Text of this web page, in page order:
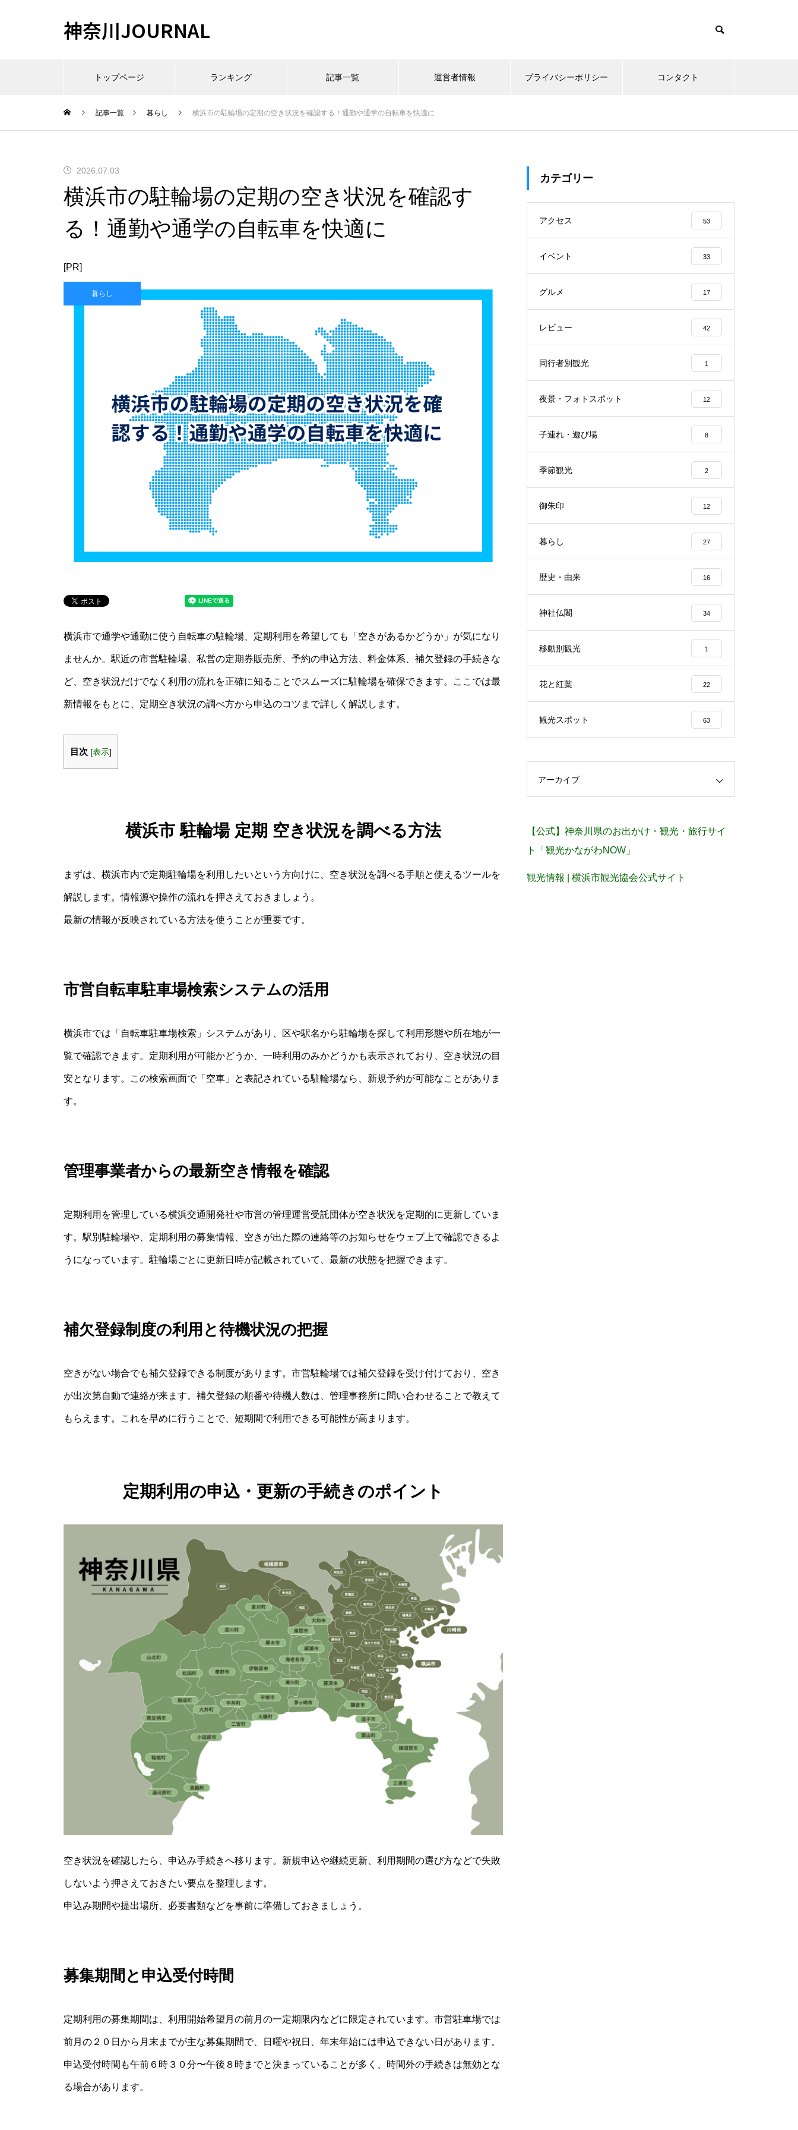
神奈川JOURNAL
トップページ ランキング 記事一覧 運営者情報 プライバシーポリシー コンタクト
記事一覧 暮らし 横浜市の駐輪場の定期の空き状況を確認する！通勤や通学の自転車を快適に
2026.07.03
横浜市の駐輪場の定期の空き状況を確認す
る！通勤や通学の自転車を快適に
[PR]
暮らし
横浜市で通学や通勤に使う自転車の駐輪場、定期利用を希望しても「空きがあるかどうか」が気になり
ませんか。駅近の市営駐輪場、私営の定期券販売所、予約の申込方法、料金体系、補欠登録の手続きな
ど、空き状況だけでなく利用の流れを正確に知ることでスムーズに駐輪場を確保できます。ここでは最
新情報をもとに、定期空き状況の調べ方から申込のコツまで詳しく解説します。
目次 [表示]
横浜市 駐輪場 定期 空き状況を調べる方法
まずは、横浜市内で定期駐輪場を利用したいという方向けに、空き状況を調べる手順と使えるツールを
解説します。情報源や操作の流れを押さえておきましょう。
最新の情報が反映されている方法を使うことが重要です。
市営自転車駐車場検索システムの活用
横浜市では「自転車駐車場検索」システムがあり、区や駅名から駐輪場を探して利用形態や所在地が一
覧で確認できます。定期利用が可能かどうか、一時利用のみかどうかも表示されており、空き状況の目
安となります。この検索画面で「空車」と表記されている駐輪場なら、新規予約が可能なことがありま
す。
管理事業者からの最新空き情報を確認
定期利用を管理している横浜交通開発社や市営の管理運営受託団体が空き状況を定期的に更新していま
す。駅別駐輪場や、定期利用の募集情報、空きが出た際の連絡等のお知らせをウェブ上で確認できるよ
うになっています。駐輪場ごとに更新日時が記載されていて、最新の状態を把握できます。
補欠登録制度の利用と待機状況の把握
空きがない場合でも補欠登録できる制度があります。市営駐輪場では補欠登録を受け付けており、空き
が出次第自動で連絡が来ます。補欠登録の順番や待機人数は、管理事務所に問い合わせることで教えて
もらえます。これを早めに行うことで、短期間で利用できる可能性が高まります。
定期利用の申込・更新の手続きのポイント
空き状況を確認したら、申込み手続きへ移ります。新規申込や継続更新、利用期間の選び方などで失敗
しないよう押さえておきたい要点を整理します。
申込み期間や提出場所、必要書類などを事前に準備しておきましょう。
募集期間と申込受付時間
定期利用の募集期間は、利用開始希望月の前月の一定期限内などに限定されています。市営駐車場では
前月の２０日から月末までが主な募集期間で、日曜や祝日、年末年始には申込できない日があります。
申込受付時間も午前６時３０分〜午後８時までと決まっていることが多く、時間外の手続きは無効とな
る場合があります。
カテゴリー
アクセス 53
イベント 33
グルメ 17
レビュー 42
同行者別観光 1
夜景・フォトスポット 12
子連れ・遊び場 8
季節観光 2
御朱印 12
暮らし 27
歴史・由来 16
神社仏閣 34
移動別観光 1
花と紅葉 22
観光スポット 63
アーカイブ
【公式】神奈川県のお出かけ・観光・旅行サイ
ト「観光かながわNOW」
観光情報 | 横浜市観光協会公式サイト